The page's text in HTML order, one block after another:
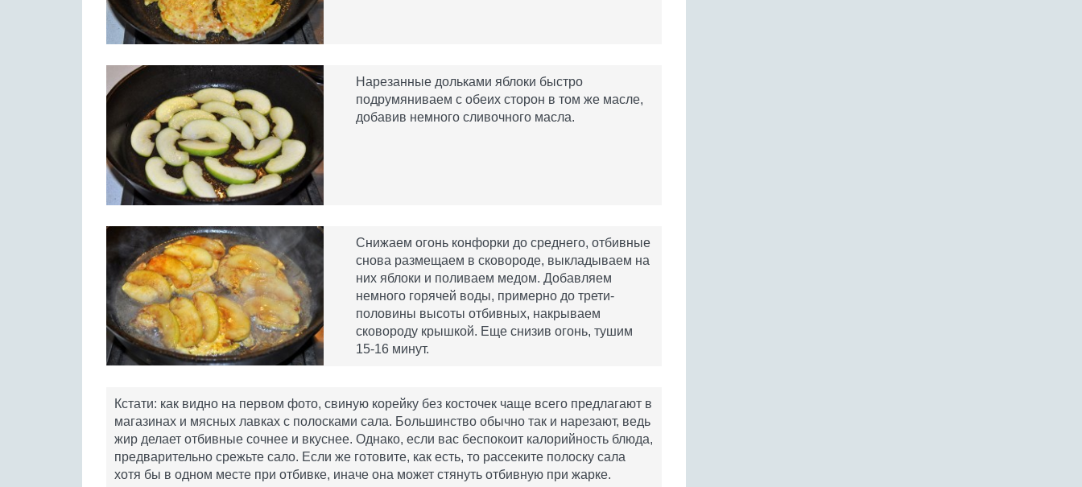
Нарезанные дольками яблоки быстро
подрумяниваем с обеих сторон в том же масле,
добавив немного сливочного масла.
Снижаем огонь конфорки до среднего, отбивные
снова размещаем в сковороде, выкладываем на
них яблоки и поливаем медом. Добавляем
немного горячей воды, примерно до трети-
половины высоты отбивных, накрываем
сковороду крышкой. Еще снизив огонь, тушим
15-16 минут.
Кстати: как видно на первом фото, свиную корейку без косточек чаще всего предлагают в
магазинах и мясных лавках с полосками сала. Большинство обычно так и нарезают, ведь
жир делает отбивные сочнее и вкуснее. Однако, если вас беспокоит калорийность блюда,
предварительно срежьте сало. Если же готовите, как есть, то рассеките полоску сала
хотя бы в одном месте при отбивке, иначе она может стянуть отбивную при жарке.